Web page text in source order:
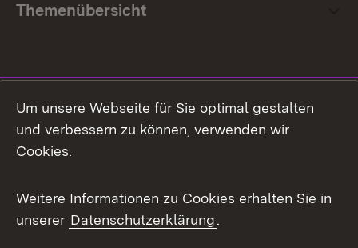
Themenübersicht
Facebook
X / Twitter
Youtube
Um unsere Webseite für Sie optimal gestalten
und verbessern zu können, verwenden wir
Cookies.
Weitere Informationen zu Cookies erhalten Sie in
unserer Datenschutzerklärung.